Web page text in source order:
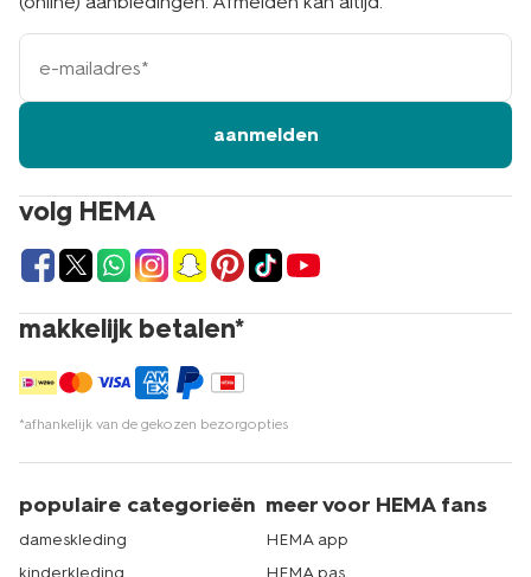
volg HEMA
makkelijk betalen*
*afhankelijk van de gekozen bezorgopties
e-
mailadres
aanmelden
populaire categorieën
dameskleding
kinderkleding
meer voor HEMA fans
HEMA app
HEMA pas